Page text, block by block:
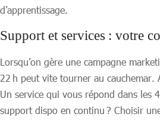
d’apprentissage.
Support et services : votre
Lorsqu’on gère une campagne
22 h peut vite tourner au cauchemar.
Un service qui vous répond dans les
support dispo en continu ? Choisir